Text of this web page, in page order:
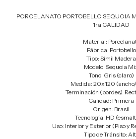
PORCELANATO PORTOBELLO SEQUOIA
1ra CALIDAD
Material:
Fábrica: Portobello
Tipo: Símil Madera
Modelo: Sequoia
Tono: Gris (claro)
Medida: 20x120
Terminación (bordes):
Calidad: Primera
Origen: Brasil
Tecnología: HD
Uso: Interior y Exterior (Piso y
Tipo de Tránsito: